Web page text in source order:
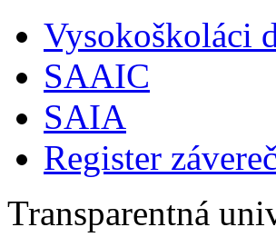
Vysokoškoláci
SAAIC
SAIA
Register
Transparentná